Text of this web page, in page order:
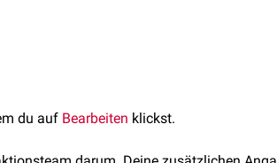
Antigen und umfasst u.a.
du auf Bearbeiten klickst.